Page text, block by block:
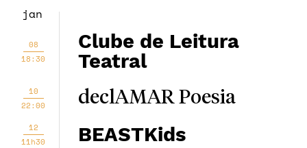
jan
08
18:30
Clube de Leitura
Teatral
10
22:00
declAMAR Poesia
12
11h30
BEASTKids